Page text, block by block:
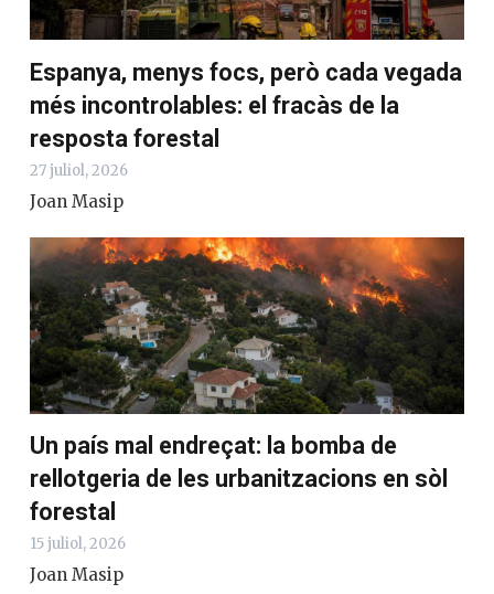
Espanya, menys focs, però cada vegada
més incontrolables: el fracàs de la
resposta forestal
27 juliol, 2026
Joan Masip
Un país mal endreçat: la bomba de
rellotgeria de les urbanitzacions en sòl
forestal
15 juliol, 2026
Joan Masip